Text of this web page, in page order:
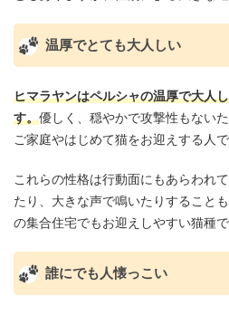
温厚でとても大人しい
ヒマラヤンはペルシャの温厚で大人
す。優しく、穏やかで攻撃性もない
ご家庭やはじめて猫をお迎えする人で
これらの性格は行動面にもあらわれ
たり、大きな声で鳴いたりすること
の集合住宅でもお迎えしやすい猫種で
誰にでも人懐っこい